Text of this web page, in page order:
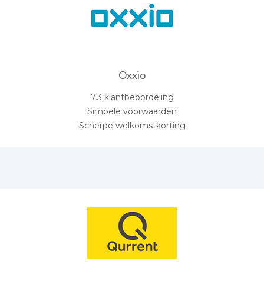
Oxxio
7.3 klantbeoordeling
Simpele voorwaarden
Scherpe welkomstkorting